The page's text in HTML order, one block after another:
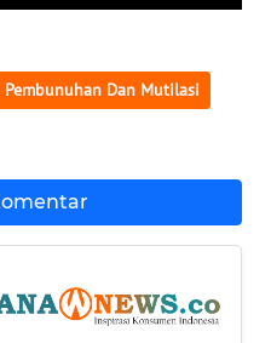
Pembunuhan Dan Mutilasi